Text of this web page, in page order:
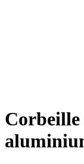
Corbeille